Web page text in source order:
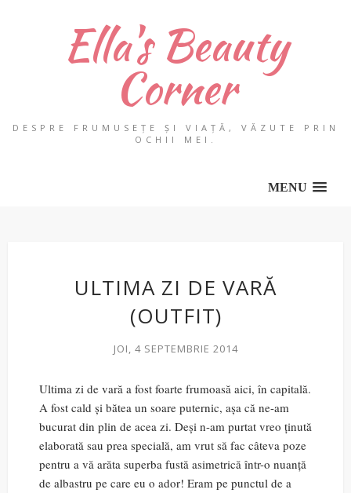
Ella's Beauty
Corner
DESPRE FRUMUSEȚE ȘI VIAȚĂ, VĂZUTE PRIN
OCHII MEI.
MENU
ULTIMA ZI DE VARĂ
(OUTFIT)
JOI, 4 SEPTEMBRIE 2014
Ultima zi de vară a fost foarte frumoasă aici, în capitală.
A fost cald și bătea un soare puternic, așa că ne-am
bucurat din plin de acea zi. Deși n-am purtat vreo ținută
elaborată sau prea specială, am vrut să fac câteva poze
pentru a vă arăta superba fustă asimetrică într-o nuanță
de albastru pe care eu o ador! Eram pe punctul de a